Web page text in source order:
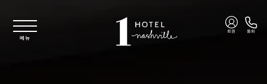
메뉴
회원 통화